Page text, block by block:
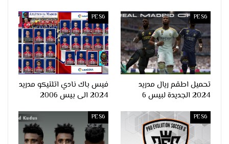
PES6
تحميل اطقم ريال مدريد
2024 الجديدة لبيس 6
PES6
فيس باك نادي اتلتيكو مدريد
2024 الى بيس 2006
PES6
PES6